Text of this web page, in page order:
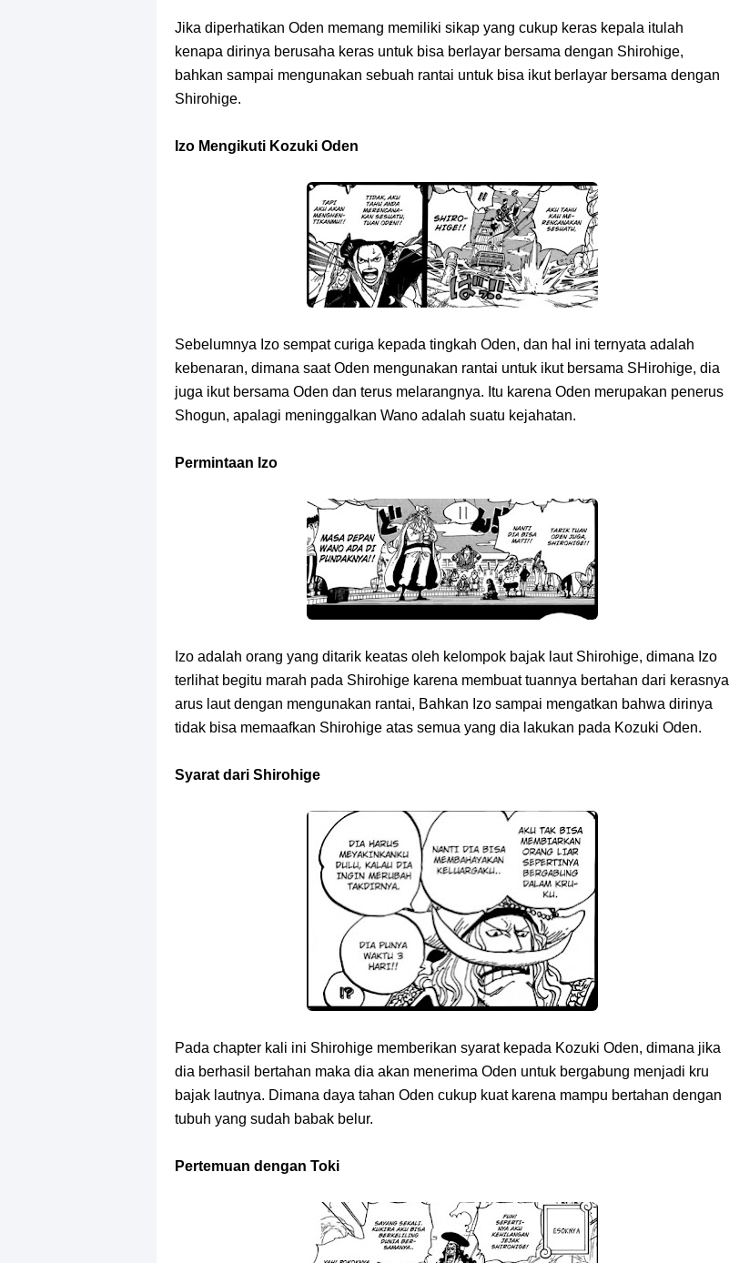
Jika diperhatikan Oden memang memiliki sikap yang cukup keras kepala itulah
kenapa dirinya berusaha keras untuk bisa berlayar bersama dengan Shirohige,
bahkan sampai mengunakan sebuah rantai untuk bisa ikut berlayar bersama dengan
Shirohige.
Izo Mengikuti Kozuki Oden
Sebelumnya Izo sempat curiga kepada tingkah Oden, dan hal ini ternyata adalah
kebenaran, dimana saat Oden mengunakan rantai untuk ikut bersama SHirohige, dia
juga ikut bersama Oden dan terus melarangnya. Itu karena Oden merupakan penerus
Shogun, apalagi meninggalkan Wano adalah suatu kejahatan.
Permintaan Izo
Izo adalah orang yang ditarik keatas oleh kelompok bajak laut Shirohige, dimana Izo
terlihat begitu marah pada Shirohige karena membuat tuannya bertahan dari kerasnya
arus laut dengan mengunakan rantai, Bahkan Izo sampai mengatkan bahwa dirinya
tidak bisa memaafkan Shirohige atas semua yang dia lakukan pada Kozuki Oden.
Syarat dari Shirohige
Pada chapter kali ini Shirohige memberikan syarat kepada Kozuki Oden, dimana jika
dia berhasil bertahan maka dia akan menerima Oden untuk bergabung menjadi kru
bajak lautnya. Dimana daya tahan Oden cukup kuat karena mampu bertahan dengan
tubuh yang sudah babak belur.
Pertemuan dengan Toki